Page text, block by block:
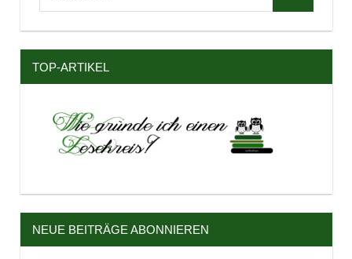
nach:
TOP-ARTIKEL
NEUE BEITRÄGE ABONNIEREN